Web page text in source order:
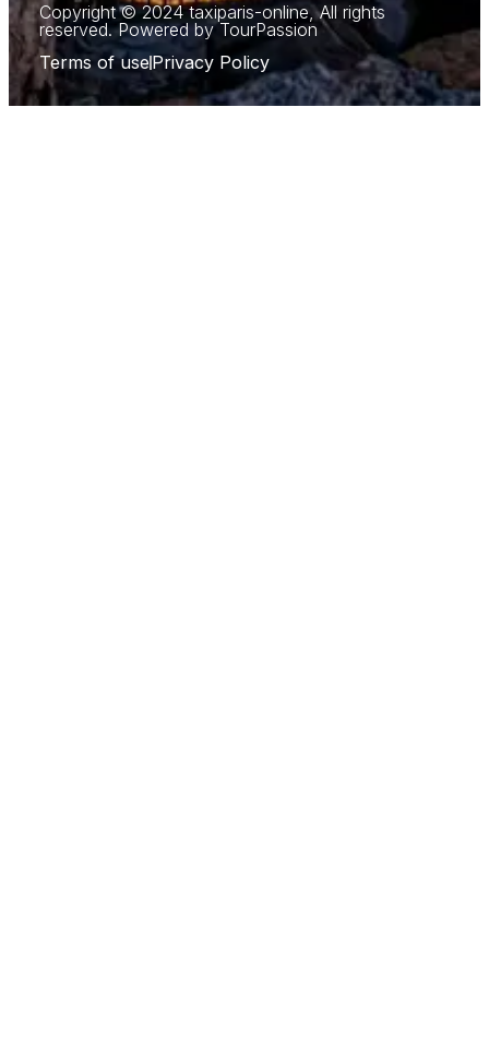
Copyright © 2024 taxiparis-online, All rights
reserved. Powered by TourPassion
Terms of usePrivacy Policy